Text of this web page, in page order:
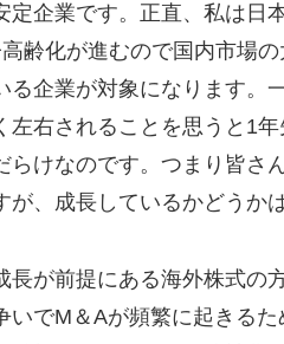
定企業です。正直、私は日
齢化が進むので国内市場
る企業が対象になります。
左右されることを思うと1
らけなのです。つまり皆さ
が、成長しているかどうか
長が前提にある海外株式の
いでM＆Aが頻繁に起きる